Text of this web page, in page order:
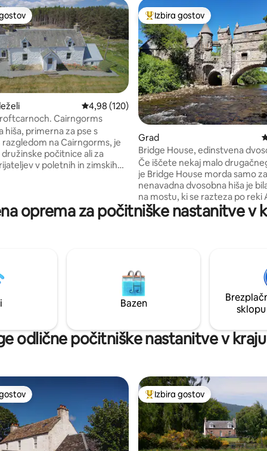
5, št. mnenj: 186
prenočišča z značko »Izbira gostov«
Povprečna ocena: 4,98 od 5, št. mnenj: 120
4,98 (120)
Cairngorms
hiša, primerna za pse s
na Cairngorms, je
družinske počitnice ali za
v poletnih in zimskih
kuhinjo/jedilnico in
sobo, ki ponuja dodaten
Najbolj priljubljena prenočišča
Izbira gostov
Grad
Bridge House, edinstvena
na mostu!
Če iščete nekaj malo
je Bridge House morda samo za
nenavadna dvosobna hiša je
na mostu, ki se razteza po reki
1881. Očarljive izvirne značilnosti,
vključno s kamnitimi spiralnimi
prenovljena. Mirna, mirna in podeželska
lokacija. Lep razgled z vsakega okna.
Savna. Navedena kategorija A.
oprema za počitniške nastanitve v
Bazen
odlične počitniške nastanitve v
prenočišča z značko »Izbira gostov«Najbolj priljubljena prenočišča
Izbira gostov